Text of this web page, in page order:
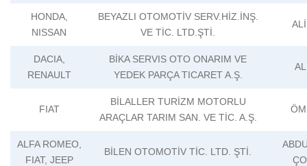
HONDA,
NISSAN
BEYAZLI OTOMOTİV SERV.HİZ.İNŞ.
VE TİC. LTD.ŞTİ.
DACIA,
RENAULT
BİKA SERVIS OTO ONARIM VE
YEDEK PARÇA TICARET A.Ş.
FIAT
BİLALLER TURİZM MOTORLU
ARAÇLAR TARIM SAN. VE TİC. A.Ş.
ALFA ROMEO,
FIAT, JEEP
BİLEN OTOMOTİV TİC. LTD. ŞTİ.